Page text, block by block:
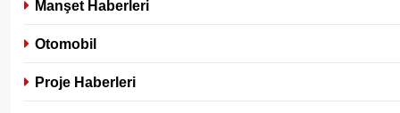
Manşet Haberleri
Otomobil
Proje Haberleri